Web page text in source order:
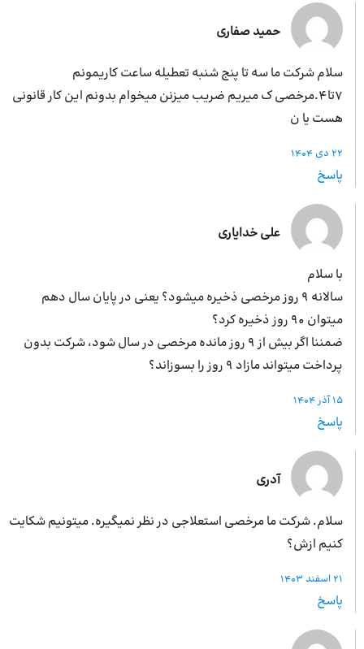
حمید صفاری
سلام شرکت ما سه تا پنج شنبه تعطیله ساعت کاریمونم
۷تا۴.مرخصی ک میریم ضریب میزنن میخوام بدونم این کار قانونی
هست یا ن
22 دی 1404
پاسخ
علی خدایاری
با سلام
سالانه 9 روز مرخصی ذخیره میشود؟ یعنی در پایان سال دهم
میتوان 90 روز ذخیره کرد؟
ضمننا اگر بیش از 9 روز مانده مرخصی در سال شود، شرکت بدون
پرداخت میتواند مازاد 9 روز را بسوزاند؟
15 آذر 1404
پاسخ
آدری
سلام. شرکت ما مرخصی استعلاجی در نظر نمیگیره. میتونیم شکایت
کنیم ازش؟
21 اسفند 1403
پاسخ